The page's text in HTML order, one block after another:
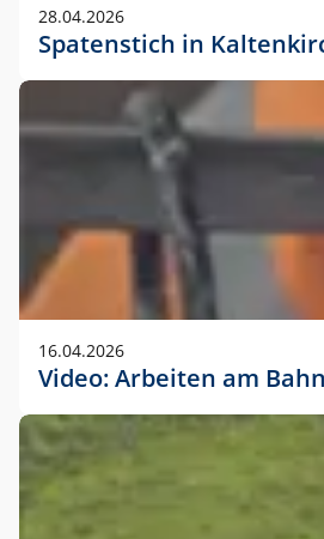
28.04.2026
Spatenstich in
16.04.2026
Video: Arbeiten am